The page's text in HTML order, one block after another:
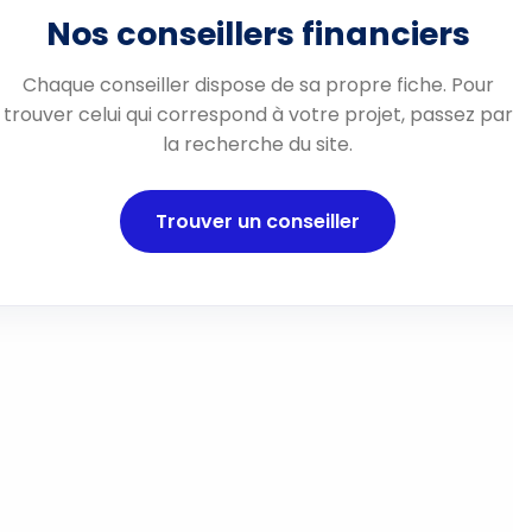
Nos conseillers financiers
Chaque conseiller dispose de sa propre fiche. Pour
trouver celui qui correspond à votre projet, passez par
la recherche du site.
Trouver un conseiller